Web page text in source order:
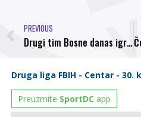
PREVIOUS
Drugi tim Bosne danas igra protiv Čelika